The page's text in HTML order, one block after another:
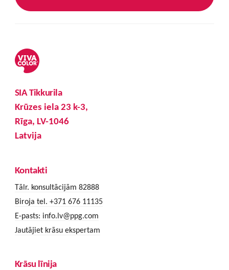
SIA Tikkurila
Krūzes iela 23 k-3,
Rīga, LV-1046
Latvija
Kontakti
Tālr. konsultācijām 82888
Biroja tel. +371 676 11135
E-pasts: info.lv@ppg.com
Jautājiet krāsu ekspertam
Krāsu līnija